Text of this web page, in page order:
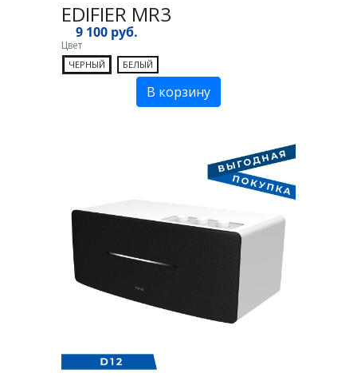
EDIFIER MR3
9 100 руб.
Цвет
ЧЕРНЫЙ БЕЛЫЙ
В корзину